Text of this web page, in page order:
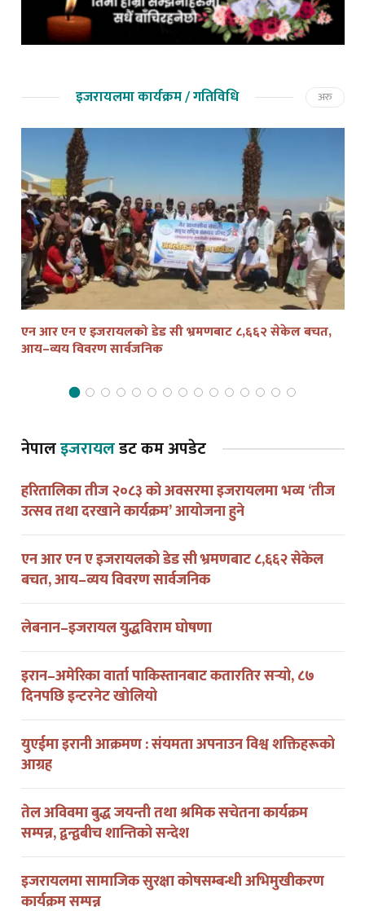
इजरायलमा कार्यक्रम / गतिविधि अरु
एन आर एन ए इजरायलको डेड सी भ्रमणबाट ८,६६२ सेकेल बचत,
आय–व्यय विवरण सार्वजनिक
नेपालइजरायलडट कम अपडेट
हरितालिका तीज २०८३ को अवसरमा इजरायलमा भव्य ‘तीज
उत्सव तथा दरखाने कार्यक्रम’ आयोजना हुने
एन आर एन ए इजरायलको डेड सी भ्रमणबाट ८,६६२ सेकेल
बचत, आय–व्यय विवरण सार्वजनिक
लेबनान–इजरायल युद्धविराम घोषणा
इरान–अमेरिका वार्ता पाकिस्तानबाट कतारतिर सर्‍यो, ८७
दिनपछि इन्टरनेट खोलियो
युएईमा इरानी आक्रमण : संयमता अपनाउन विश्व शक्तिहरूको
आग्रह
तेल अविवमा बुद्ध जयन्ती तथा श्रमिक सचेतना कार्यक्रम
सम्पन्न, द्वन्द्वबीच शान्तिको सन्देश
इजरायलमा सामाजिक सुरक्षा कोषसम्बन्धी अभिमुखीकरण
कार्यक्रम सम्पन्न